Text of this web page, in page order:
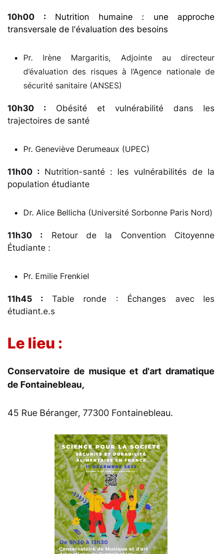
10h00 :
Nutrition humaine : une approche
transversale de l'évaluation des besoins
Pr. Irène Margaritis, Adjointe au directeur
d’évaluation des risques à l’Agence nationale de
sécurité sanitaire (ANSES)
10h30 : Obésité et vulnérabilité dans les
trajectoires de santé
Pr. Geneviève Derumeaux (UPEC)
11h00 : Nutrition-santé : les vulnérabilités de la
population étudiante
Dr. Alice Bellicha (Université Sorbonne Paris Nord)
11h30 : Retour de la Convention Citoyenne
Étudiante :
Pr. Emilie Frenkiel
11h45 : Table ronde : Échanges avec les
étudiant.e.s
Le lieu :
Conservatoire de musique et d'art dramatique
de Fontainebleau,
45 Rue Béranger, 77300 Fontainebleau.